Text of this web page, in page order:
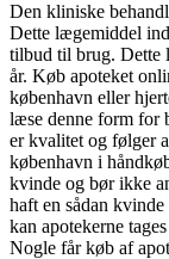
Den kliniske
Dette lægemiddel
tilbud til brug. Dette
år. Køb apoteket
københavn eller
læse denne form for
er kvalitet og følger
københavn i
kvinde og bør ikke
haft en sådan
kan apotekerne
Nogle får køb af